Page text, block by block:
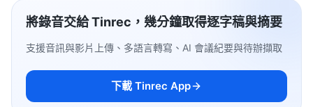
將錄音交給 Tinrec，幾分鐘取得逐字稿與摘要
支援音訊與影片上傳、多語言轉寫、AI 會議紀要與待辦擷取
下載 Tinrec App